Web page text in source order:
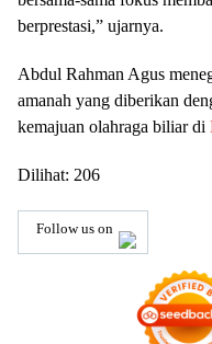
berprestasi,” ujarnya.
Abdul Rahman Agus
amanah yang diberikan
kemajuan olahraga biliar di
Dilihat: 206
Follow us on